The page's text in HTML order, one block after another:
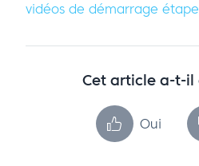
vidéos de démarrage
Cet article a-t-il
Oui